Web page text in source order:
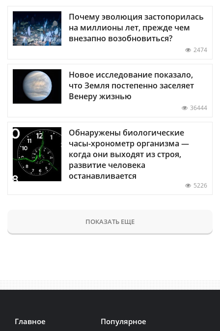
Почему эволюция застопорилась
на миллионы лет, прежде чем
внезапно возобновиться?
2474
Новое исследование показало,
что Земля постепенно заселяет
Венеру жизнью
36444
Обнаружены биологические
часы-хронометр организма —
когда они выходят из строя,
развитие человека
останавливается
5226
ПОКАЗАТЬ ЕЩЕ
Главное Популярное